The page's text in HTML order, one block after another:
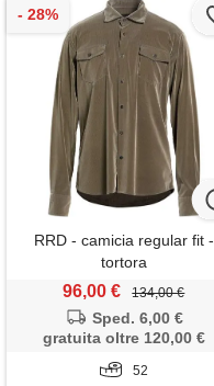
RRD - camicia regular fit -
tortora
96,00 € 134,00 €
Sped. 6,00 €
gratuita oltre 120,00 €
52